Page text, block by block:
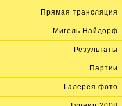
Прямая трансляция
Мигель Найдорф
Результаты
Партии
Галерея фото